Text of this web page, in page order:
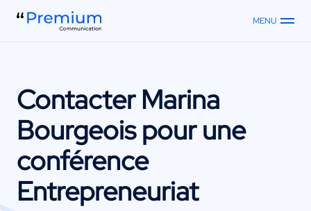
MENU
ContacterMarina
Bourgeoispour une
conférence
Entrepreneuriat